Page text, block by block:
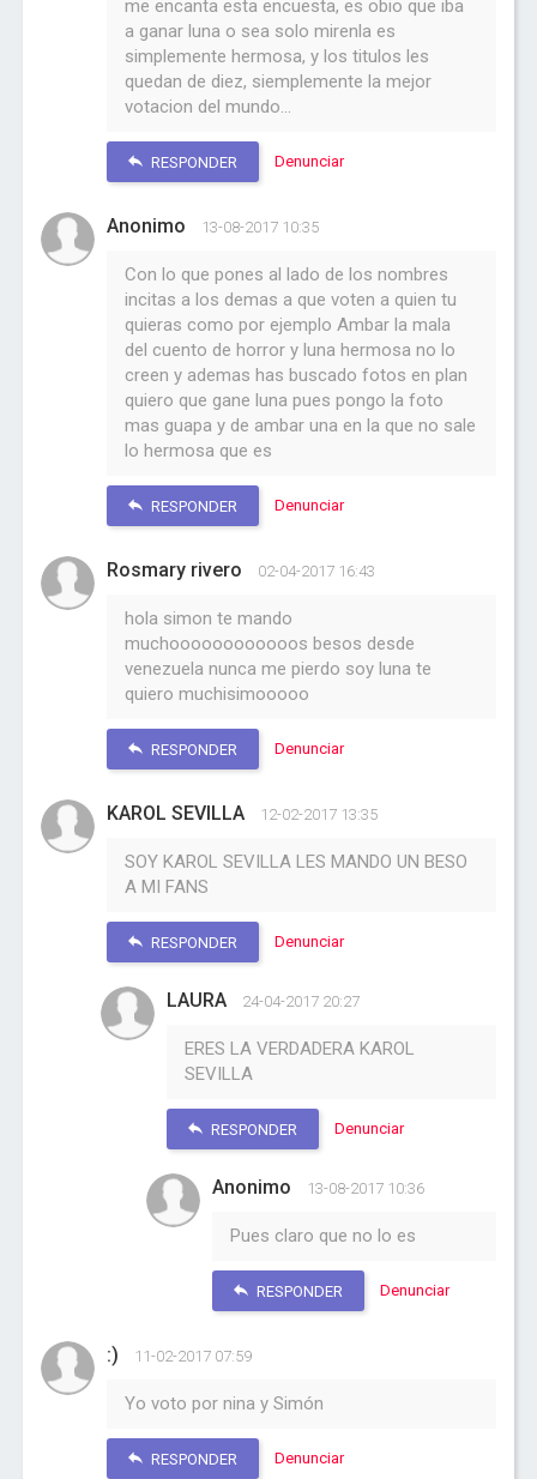
me encanta esta encuesta, es obio que iba
a ganar luna o sea solo mirenla es
simplemente hermosa, y los titulos les
quedan de diez, siemplemente la mejor
votacion del mundo...
RESPONDER Denunciar
Anonimo 13-08-2017 10:35
Con lo que pones al lado de los nombres
incitas a los demas a que voten a quien tu
quieras como por ejemplo Ambar la mala
del cuento de horror y luna hermosa no lo
creen y ademas has buscado fotos en plan
quiero que gane luna pues pongo la foto
mas guapa y de ambar una en la que no sale
lo hermosa que es
RESPONDER Denunciar
Rosmary rivero 02-04-2017 16:43
hola simon te mando
muchoooooooooooos besos desde
venezuela nunca me pierdo soy luna te
quiero muchisimooooo
RESPONDER Denunciar
KAROL SEVILLA 12-02-2017 13:35
SOY KAROL SEVILLA LES MANDO UN BESO
A MI FANS
RESPONDER Denunciar
LAURA 24-04-2017 20:27
ERES LA VERDADERA KAROL
SEVILLA
RESPONDER Denunciar
Anonimo 13-08-2017 10:36
Pues claro que no lo es
RESPONDER Denunciar
:) 11-02-2017 07:59
Yo voto por nina y Simón
RESPONDER Denunciar